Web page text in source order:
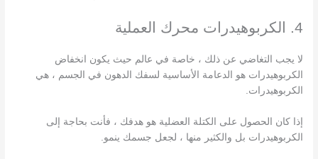
4. الكربوهيدرات محرك العملية
لا يجب التغاضي عن ذلك ، خاصة في عالم حيث يكون انخفاض
الكربوهيدرات هو الدعامة الأساسية لسفك الدهون في الجسم ، هي
الكربوهيدرات.
إذا كان الحصول على الكتلة العضلية هو هدفك ، فأنت بحاجة إلى
الكربوهيدرات بل والكثير منها ، لجعل جسمك ينمو.